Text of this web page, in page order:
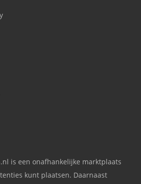
is een onafhankelijke marktplaats
kunt plaatsen. Daarnaast